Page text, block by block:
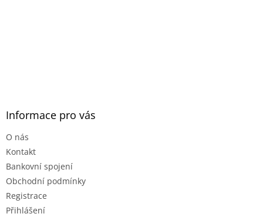
Informace pro vás
O nás
Kontakt
Bankovní spojení
Obchodní podmínky
Registrace
Přihlášení